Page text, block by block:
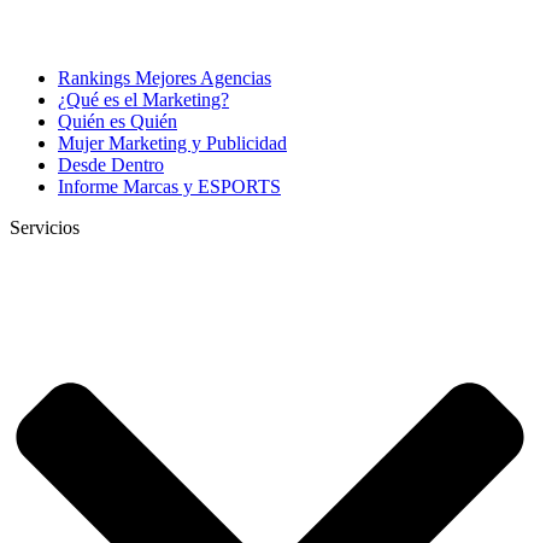
Rankings Mejores Agencias
¿Qué es el Marketing?
Quién es Quién
Mujer Marketing y Publicidad
Desde Dentro
Informe Marcas y ESPORTS
Servicios